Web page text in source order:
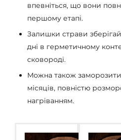
впевніться, що вони
першому етапі.
Залишки страви
дні в герметичному
сковороді.
Можна також
місяців, повністю
нагріванням.